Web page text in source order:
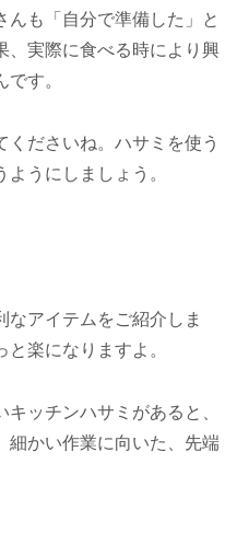
んも「自分で準備した」と
、実際に食べる時により興
す。
くださいね。ハサミを使う
うにしましょう。
なアイテムをご紹介しま
楽になりますよ。
ッチンハサミがあると、
細かい作業に向いた、先端